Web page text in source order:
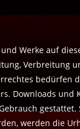
Werke auf
Verbreitung
bedürfen
Downloads und
gestattet.
werden die